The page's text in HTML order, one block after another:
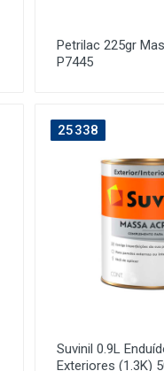
Petrilac 225gr
P7445
25338
Suvinil 0.9L
Exteriores (1.3K)